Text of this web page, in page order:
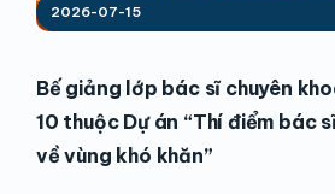
2026-07-15
Bế giảng lớp bác sĩ chuyên
10 thuộc Dự án “Thí điểm bác
về vùng khó khăn”